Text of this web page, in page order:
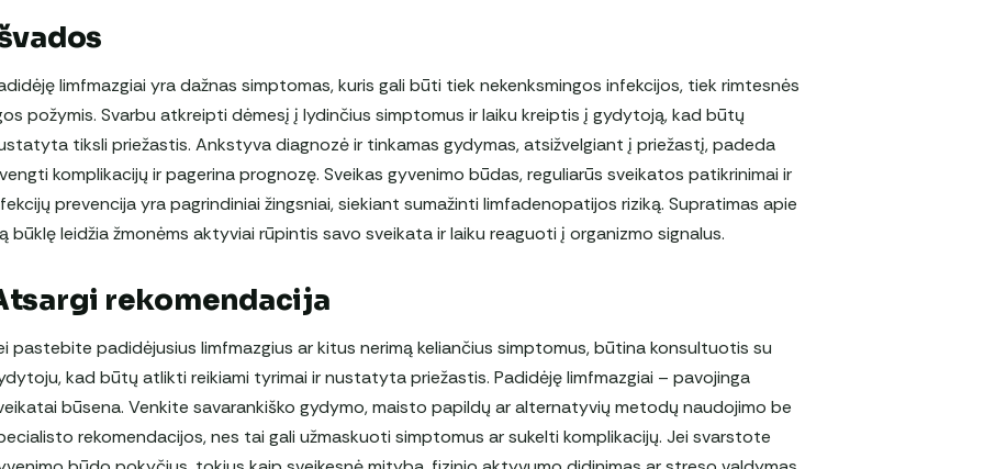
limfmazgiai yra dažnas simptomas, kuris gali būti tiek nekenksmingos infekcijos, tiek rimtesnės
požymis. Svarbu atkreipti dėmesį į lydinčius simptomus ir laiku kreiptis į gydytoją, kad būtų
tiksli priežastis. Ankstyva diagnozė ir tinkamas gydymas, atsižvelgiant į priežastį, padeda
komplikacijų ir pagerina prognozę. Sveikas gyvenimo būdas, reguliarūs sveikatos patikrinimai ir
prevencija yra pagrindiniai žingsniai, siekiant sumažinti limfadenopatijos riziką. Supratimas apie
būklę leidžia žmonėms aktyviai rūpintis savo sveikata ir laiku reaguoti į organizmo signalus.
rekomendacija
pastebite padidėjusius limfmazgius ar kitus nerimą keliančius simptomus, būtina konsultuotis su
kad būtų atlikti reikiami tyrimai ir nustatyta priežastis. Padidėję limfmazgiai – pavojinga
būsena. Venkite savarankiško gydymo, maisto papildų ar alternatyvių metodų naudojimo be
rekomendacijos, nes tai gali užmaskuoti simptomus ar sukelti komplikacijų. Jei svarstote